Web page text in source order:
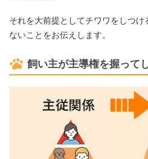
それを大前提としてチワワをしつ
ないことをお伝えします。
飼い主が主導権を握って